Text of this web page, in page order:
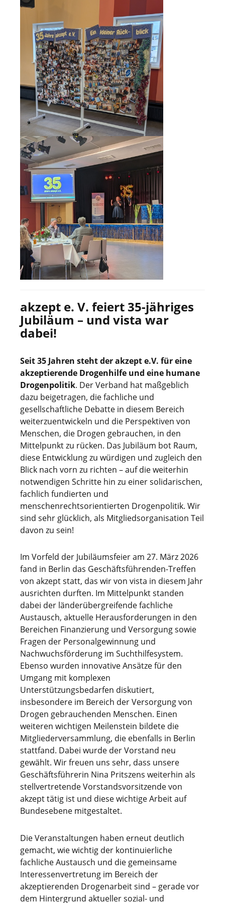
akzept e. V. feiert 35-jähriges
Jubiläum – und vista war
dabei!
Seit 35 Jahren steht der akzept e.V. für eine
akzeptierende Drogenhilfe und eine humane
Drogenpolitik. Der Verband hat maßgeblich
dazu beigetragen, die fachliche und
gesellschaftliche Debatte in diesem Bereich
weiterzuentwickeln und die Perspektiven von
Menschen, die Drogen gebrauchen, in den
Mittelpunkt zu rücken. Das Jubiläum bot Raum,
diese Entwicklung zu würdigen und zugleich den
Blick nach vorn zu richten – auf die weiterhin
notwendigen Schritte hin zu einer solidarischen,
fachlich fundierten und
menschenrechtsorientierten Drogenpolitik. Wir
sind sehr glücklich, als Mitgliedsorganisation Teil
davon zu sein!
Im Vorfeld der Jubiläumsfeier am 27. März 2026
fand in Berlin das Geschäftsführenden-Treffen
von akzept statt, das wir von vista in diesem Jahr
ausrichten durften. Im Mittelpunkt standen
dabei der länderübergreifende fachliche
Austausch, aktuelle Herausforderungen in den
Bereichen Finanzierung und Versorgung sowie
Fragen der Personalgewinnung und
Nachwuchsförderung im Suchthilfesystem.
Ebenso wurden innovative Ansätze für den
Umgang mit komplexen
Unterstützungsbedarfen diskutiert,
insbesondere im Bereich der Versorgung von
Drogen gebrauchenden Menschen. Einen
weiteren wichtigen Meilenstein bildete die
Mitgliederversammlung, die ebenfalls in Berlin
stattfand. Dabei wurde der Vorstand neu
gewählt. Wir freuen uns sehr, dass unsere
Geschäftsführerin Nina Pritszens weiterhin als
stellvertretende Vorstandsvorsitzende von
akzept tätig ist und diese wichtige Arbeit auf
Bundesebene mitgestaltet.
Die Veranstaltungen haben erneut deutlich
gemacht, wie wichtig der kontinuierliche
fachliche Austausch und die gemeinsame
Interessenvertretung im Bereich der
akzeptierenden Drogenarbeit sind – gerade vor
dem Hintergrund aktueller sozial- und